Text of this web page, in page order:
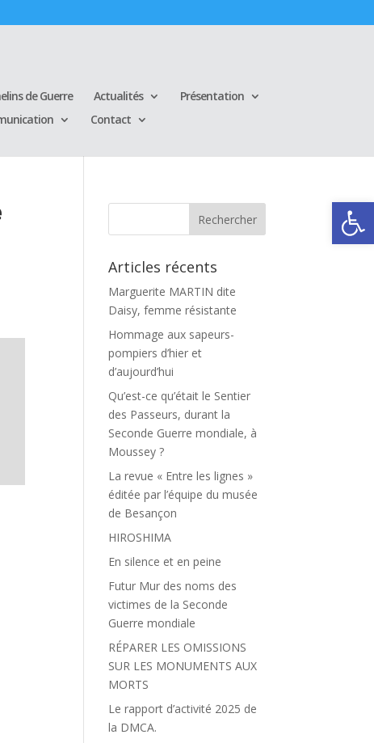
Ouvrir
de Guerre Actualités
Présentation
Contact
Articles récents
Marguerite MARTIN dite
Daisy, femme résistante
Hommage aux sapeurs-
pompiers d’hier et
d’aujourd’hui
Qu’est-ce qu’était le Sentier
des Passeurs, durant la
Seconde Guerre mondiale, à
Moussey ?
La revue « Entre les lignes »
éditée par l’équipe du musée
de Besançon
HIROSHIMA
En silence et en peine
Futur Mur des noms des
victimes de la Seconde
Guerre mondiale
RÉPARER LES OMISSIONS
SUR LES MONUMENTS AUX
MORTS
Le rapport d’activité 2025 de
la DMCA.